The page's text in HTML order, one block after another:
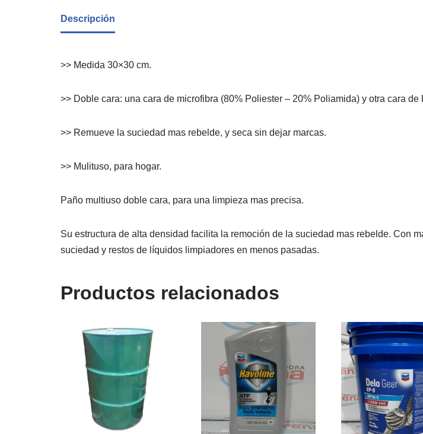
Descripción
>> Medida 30×30 cm.
>> Doble cara: una cara de microfibra (80% Poliester – 20% Poliamida) y otra cara
>> Remueve la suciedad mas rebelde, y seca sin dejar marcas.
>> Mulituso, para hogar.
Paño multiuso doble cara, para una limpieza mas precisa.
Su estructura de alta densidad facilita la remoción de la suciedad mas rebelde. Con
suciedad y restos de líquidos limpiadores en menos pasadas.
Productos relacionados